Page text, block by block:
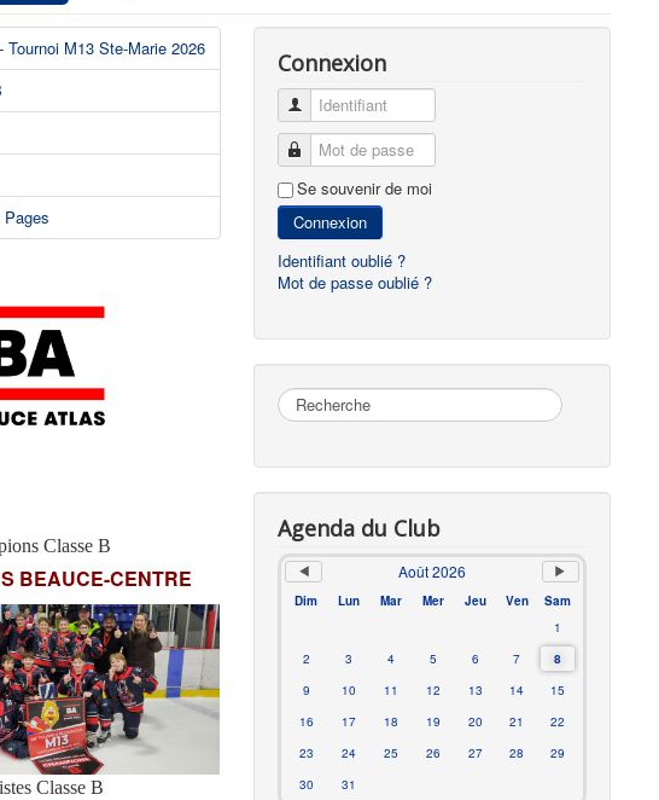
Tournoi M13 Ste-Marie 2026
Classe B
BEAUCE-CENTRE
Classe B
Connexion
Identifiant
Mot de passe
Se souvenir de moi
Connexion
Identifiant oublié ?
Mot de passe oublié ?
Rechercher
Agenda du Club
Août 2026
Dim Lun Mar Mer Jeu Ven
Sam
1
2
3 4 5 6 7
8
9
10 11 12 13 14
15
16
17 18 19 20 21
22
23
24 25 26 27 28
29
30
31